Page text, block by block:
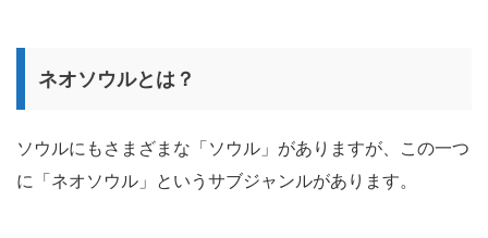
ネオソウルとは？
ソウルにもさまざまな「ソウル」がありますが、この一つ
に「ネオソウル」というサブジャンルがあります。